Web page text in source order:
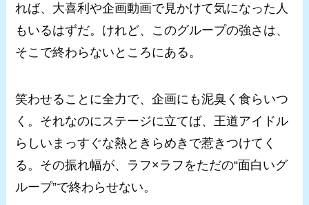
れば、大喜利や企画動画で見かけて気になった人
もいるはずだ。けれど、このグループの強さは、
そこで終わらないところにある。
笑わせることに全力で、企画にも泥臭く食らいつ
く。それなのにステージに立てば、王道アイドル
らしいまっすぐな熱ときらめきで惹きつけてく
る。その振れ幅が、ラフ×ラフをただの“面白いグ
ループ”で終わらせない。